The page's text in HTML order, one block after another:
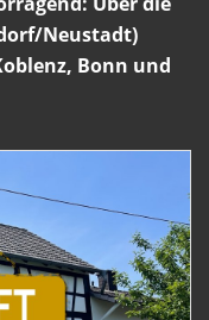
Neustadt)
Bonn und